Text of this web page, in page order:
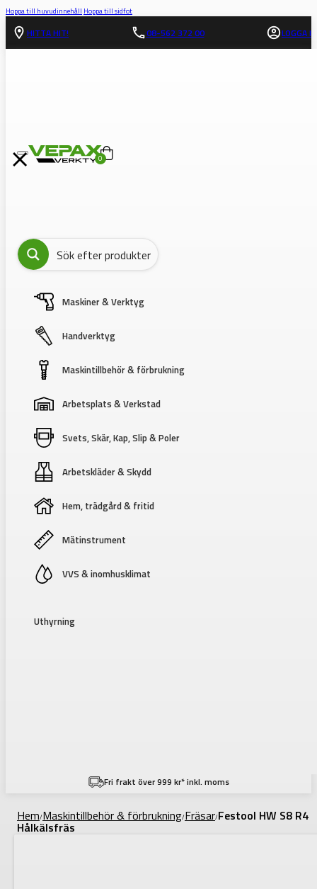
Hoppa till huvudinnehåll Hoppa till sidfot
HITTA HIT! 08-562 372 00 LOGGA IN
0
Maskiner & Verktyg
Handverktyg
Maskintillbehör & förbrukning
Arbetsplats & Verkstad
Svets, Skär, Kap, Slip & Poler
Arbetskläder & Skydd
Hem, trädgård & fritid
Mätinstrument
VVS & inomhusklimat
Uthyrning
Fri frakt över 999 kr* inkl. moms
Hem/Maskintillbehör & förbrukning/Fräsar/Festool HW S8 R4
Hålkälsfräs